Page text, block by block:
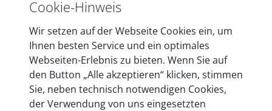
In den Kfz-Diagnosegeräten von autoaid stecken
mehr als 10 Jahre Erfahrung, und auch in Zukunft
entwickeln wir unsere Produkte am Standort in
Berlin laufend weiter. Auf diese Qualität vertrauen
heute mehr als 60.000 Privatkunden und
Unternehmen.
Cookie-Hinweis
Wir setzen auf der Webseite Cookies ein, um
Ihnen besten Service und ein optimales
Webseiten-Erlebnis zu bieten. Wenn Sie auf
den Button „Alle akzeptieren“ klicken, stimmen
Sie, neben technisch notwendigen Cookies,
der Verwendung von uns eingesetzten